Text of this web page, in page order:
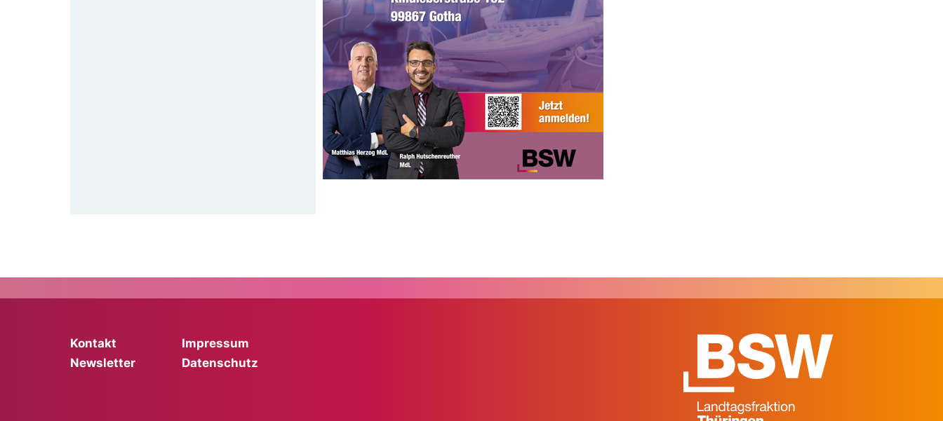
Kontakt
Newsletter
Impressum
Datenschutz